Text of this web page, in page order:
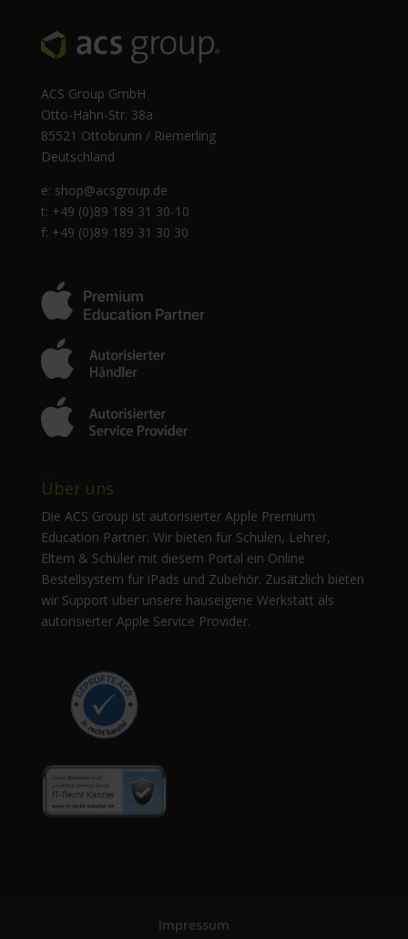
ACS Group GmbH
Otto-Hahn-Str. 38a
85521 Ottobrunn / Riemerling
Deutschland
e: shop@acsgroup.de
t: +49 (0)89 189 31 30-10
f: +49 (0)89 189 31 30 30
Über uns
Die ACS Group ist autorisierter Apple Premium
Education Partner. Wir bieten für Schulen, Lehrer,
Eltern & Schüler mit diesem Portal ein Online
Bestellsystem für iPads und Zubehör. Zusätzlich bieten
wir Support über unsere hauseigene Werkstatt als
autorisierter Apple Service Provider.
Impressum